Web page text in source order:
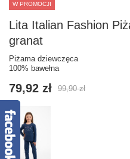
W PROMOCJI
Lita Italian Fashion
granat
Piżama dziewczęca
100% bawełna
79,92 zł 99,90 zł